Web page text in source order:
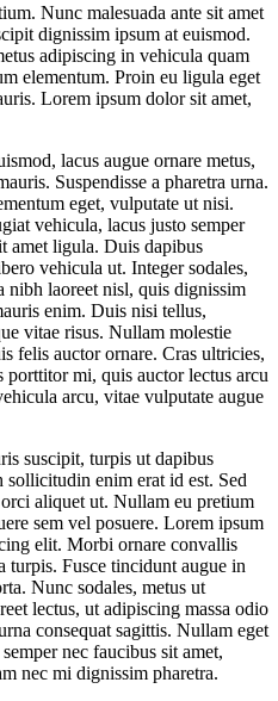
Nunc malesuada ante sit amet
dignissim ipsum at euismod.
adipiscing in vehicula quam
elementum. Proin eu ligula eget
Lorem ipsum dolor sit amet,
lacus augue ornare metus,
Suspendisse a pharetra urna.
eget, vulputate ut nisi.
vehicula, lacus justo semper
amet ligula. Duis dapibus
vehicula ut. Integer sodales,
nibh laoreet nisl, quis dignissim
enim. Duis nisi tellus,
vitae risus. Nullam molestie
felis auctor ornare. Cras ultricies,
mi, quis auctor lectus arcu
arcu, vitae vulputate augue
suscipit, turpis ut dapibus
sollicitudin enim erat id est. Sed
aliquet ut. Nullam eu pretium
sem vel posuere. Lorem ipsum
elit. Morbi ornare convallis
turpis. Fusce tincidunt augue in
Nunc sodales, metus ut
lectus, ut adipiscing massa odio
consequat sagittis. Nullam eget
nec faucibus sit amet,
nec mi dignissim pharetra.